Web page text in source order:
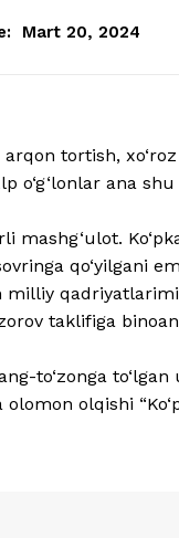
Mart 20, 2024
tortish, xo‘roz
o‘g‘lonlar ana
mashg‘ulot.
qo‘yilgani
milliy
taklifiga binoan
to‘zonga to‘lgan
olqishi